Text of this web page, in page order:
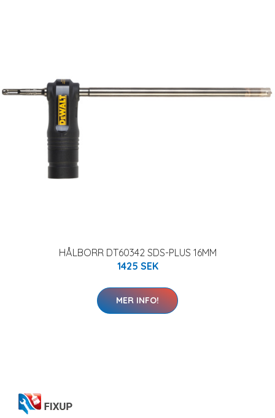
HÅLBORR DT60342 SDS-PLUS 16MM
1425 SEK
MER INFO!